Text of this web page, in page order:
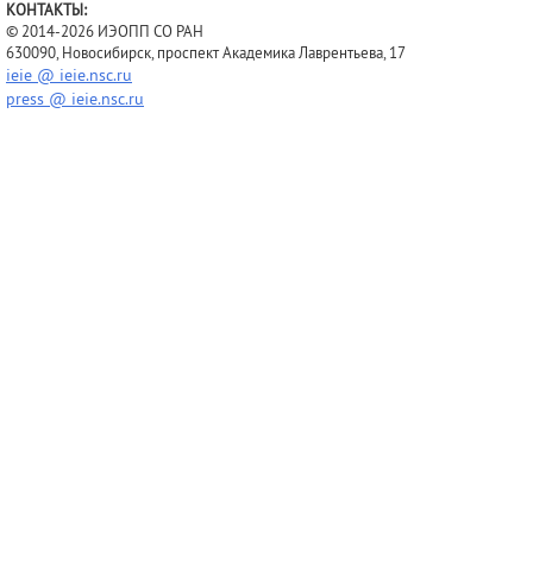
КОНТАКТЫ:
© 2014-2026 ИЭОПП СО РАН
630090, Новосибирск, проспект Академика Лаврентьева, 17
ieie @ ieie.nsc.ru
press @ ieie.nsc.ru